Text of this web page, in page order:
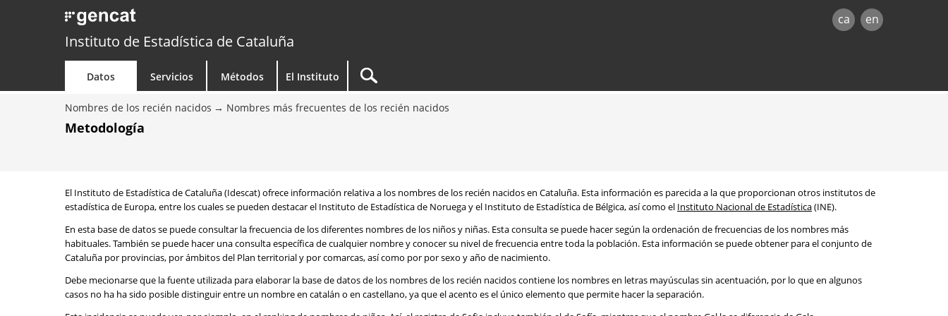
ca en
Instituto de Estadística de Cataluña
Datos Servicios Métodos El Instituto
Nombres de los recién nacidos Nombres más frecuentes de los recién nacidos
Metodología
El Instituto de Estadística de Cataluña (Idescat) ofrece información relativa a los nombres de los recién nacidos en Cataluña. Esta información es parecida a la que proporcionan otros institutos de
estadística de Europa, entre los cuales se pueden destacar el Instituto de Estadística de Noruega y el Instituto de Estadística de Bélgica, así como el Instituto Nacional de Estadística(INE).
En esta base de datos se puede consultar la frecuencia de los diferentes nombres de los niños y niñas. Esta consulta se puede hacer según la ordenación de frecuencias de los nombres más
habituales. También se puede hacer una consulta específica de cualquier nombre y conocer su nivel de frecuencia entre toda la población. Esta información se puede obtener para el conjunto de
Cataluña por provincias, por ámbitos del Plan territorial y por comarcas, así como por por sexo y año de nacimiento.
Debe mecionarse que la fuente utilizada para elaborar la base de datos de los nombres de los recién nacidos contiene los nombres en letras mayúsculas sin acentuación, por lo que en algunos
casos no ha ha sido posible distinguir entre un nombre en catalán o en castellano, ya que el acento es el único elemento que permite hacer la separación.